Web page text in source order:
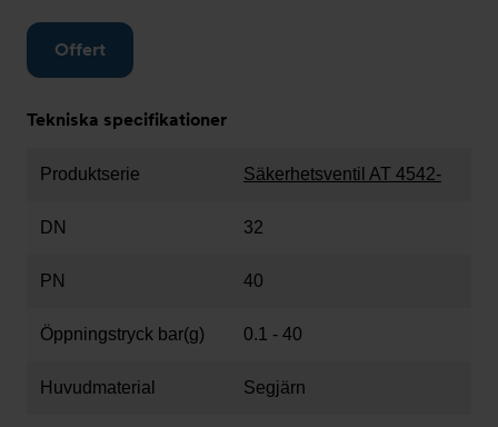
Offert
Tekniska specifikationer
Produktserie Säkerhetsventil AT 4542-
DN 32
PN 40
Öppningstryck bar(g) 0.1 - 40
Huvudmaterial Segjärn